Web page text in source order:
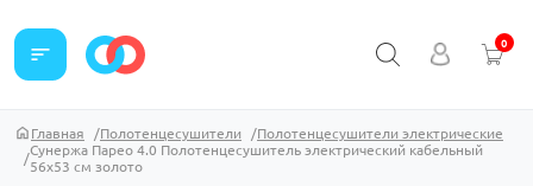
sort 0
Главная Полотенцесушители
Полотенцесушители электрические
Сунержа Парео 4.0 Полотенцесушитель электрический кабельный
56х53 см золото